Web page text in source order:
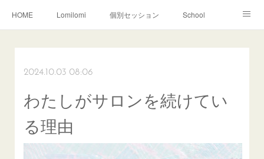
HOME Lomilomi 個別セッション School
School無料説明会
2024.10.03 08:06
わたしがサロンを続けてい
る理由